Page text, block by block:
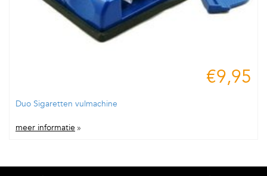
€9,95
Duo Sigaretten vulmachine
meer informatie »